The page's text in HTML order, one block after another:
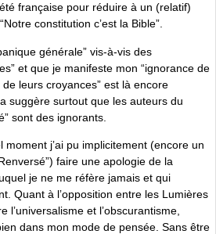
française pour réduire à un (relatif)
constitution cʼest la Bible”.
générale” vis-à-vis des
et que je manifeste mon “ignorance de
leurs croyances” est là encore
suggère surtout que les auteurs du
sont des ignorants.
moment jʼai pu implicitement (encore un
faire une apologie de la
je ne me réfère jamais et qui
Quant à lʼopposition entre les Lumières
lʼuniversalisme et lʼobscurantisme,
dans mon mode de pensée. Sans être